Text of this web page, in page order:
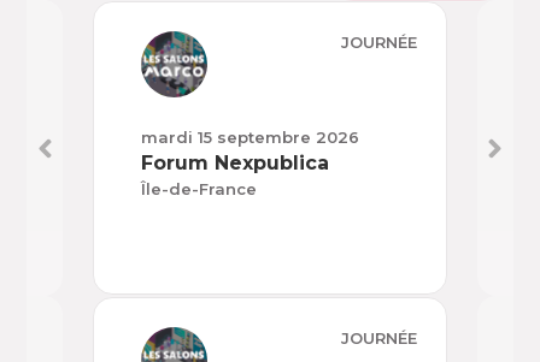
JOURNÉE
mardi 15 septembre 2026
Forum Nexpublica
Île-de-France
JOURNÉE